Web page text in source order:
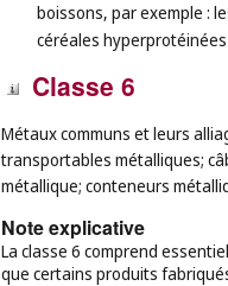
boissons, par exemple :
céréales
Classe 6
Métaux communs et leurs
transportables métalliques;
métallique; conteneurs
Note explicative
La classe 6 comprend
que certains produits